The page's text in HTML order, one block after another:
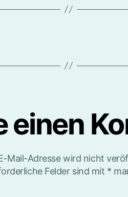
einen
Mail-Adresse wird nicht
Felder sind mit *